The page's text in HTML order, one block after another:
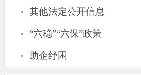
· 其他法定公开信息
· “六稳”“六保”政策
· 助企纾困